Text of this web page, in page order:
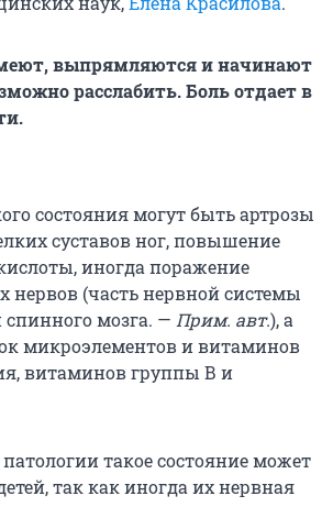
выпрямляются и начинают
расслабить. Боль отдает в
состояния могут быть артрозы
суставов ног, повышение
иногда поражение
нервов (часть нервной системы
спинного мозга. — Прим. авт.), а
микроэлементов и витаминов
витаминов группы В и
такое состояние может
так как иногда их нервная